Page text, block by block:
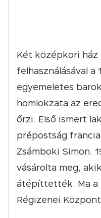
Két középkori ház
felhasználásával
egyemeletes
homlokzata az
őrzi. Első ismert
prépostság
Zsámboki Simon.
vásárolta meg,
átépíttették. Ma a
Régizenei